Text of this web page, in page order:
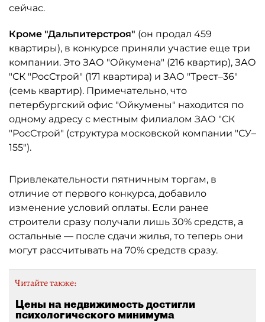
сейчас.
Кроме "Дальпитерстроя" (он продал 459
квартиры), в конкурсе приняли участие еще три
компании. Это ЗАО "Ойкумена" (216 квартир), ЗАО
"СК "РосСтрой" (171 квартира) и ЗАО "Трест–36"
(семь квартир). Примечательно, что
петербургский офис "Ойкумены" находится по
одному адресу с местным филиалом ЗАО "СК
"РосСтрой" (структура московской компании "СУ–
155").
Привлекательности пятничным торгам, в
отличие от первого конкурса, добавило
изменение условий оплаты. Если ранее
строители сразу получали лишь 30% средств, а
остальные — после сдачи жилья, то теперь они
могут рассчитывать на 70% средств сразу.
Читайте также:
Цены на недвижимость достигли
психологического минимума